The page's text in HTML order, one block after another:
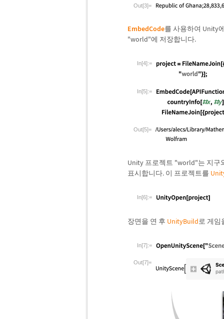
Out[3]=
EmbedCode를 사용하여 Unity
"world"에 저장합니다.
In[4]:=
In[5]:=
Out[5]=
Unity 프로젝트 "world"는 지구
표시합니다. 이 프로젝트를
In[6]:=
장면을 연 후 UnityBuild로 게임
In[7]:=
Out[7]=